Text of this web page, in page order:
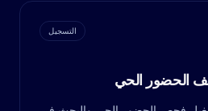
التسجيل
الحضور الحي